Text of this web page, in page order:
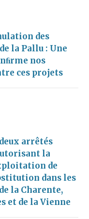
des
la Pallu : Une
nos
ces projets
arrêtés
la
de
dans les
la Charente,
et de la Vienne